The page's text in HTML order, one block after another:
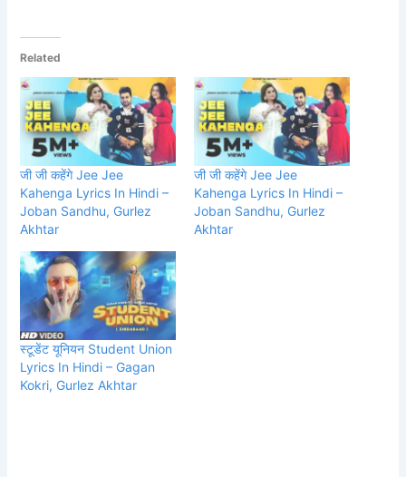
Related
जी जी कहेंगे Jee Jee
Kahenga Lyrics In Hindi –
Joban Sandhu, Gurlez
Akhtar
जी जी कहेंगे Jee Jee
Kahenga Lyrics In Hindi –
Joban Sandhu, Gurlez
Akhtar
स्टूडेंट यूनियन Student Union
Lyrics In Hindi – Gagan
Kokri, Gurlez Akhtar